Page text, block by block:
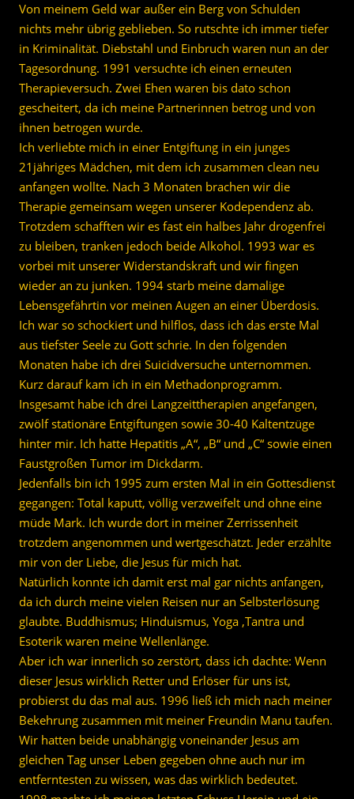
Von meinem Geld war außer ein Berg von Schulden
nichts mehr übrig geblieben. So rutschte ich immer tiefer
in Kriminalität. Diebstahl und Einbruch waren nun an der
Tagesordnung. 1991 versuchte ich einen erneuten
Therapieversuch. Zwei Ehen waren bis dato schon
gescheitert, da ich meine Partnerinnen betrog und von
ihnen betrogen wurde.
Ich verliebte mich in einer Entgiftung in ein junges
21jähriges Mädchen, mit dem ich zusammen clean neu
anfangen wollte. Nach 3 Monaten brachen wir die
Therapie gemeinsam wegen unserer Kodependenz ab.
Trotzdem schafften wir es fast ein halbes Jahr drogenfrei
zu bleiben, tranken jedoch beide Alkohol. 1993 war es
vorbei mit unserer Widerstandskraft und wir fingen
wieder an zu junken. 1994 starb meine damalige
Lebensgefährtin vor meinen Augen an einer Überdosis.
Ich war so schockiert und hilflos, dass ich das erste Mal
aus tiefster Seele zu Gott schrie. In den folgenden
Monaten habe ich drei Suicidversuche unternommen.
Kurz darauf kam ich in ein Methadonprogramm.
Insgesamt habe ich drei Langzeittherapien angefangen,
zwölf stationäre Entgiftungen sowie 30-40 Kaltentzüge
hinter mir. Ich hatte Hepatitis „A“, „B“ und „C“ sowie einen
Faustgroßen Tumor im Dickdarm.
Jedenfalls bin ich 1995 zum ersten Mal in ein Gottesdienst
gegangen: Total kaputt, völlig verzweifelt und ohne eine
müde Mark. Ich wurde dort in meiner Zerrissenheit
trotzdem angenommen und wertgeschätzt. Jeder erzählte
mir von der Liebe, die Jesus für mich hat.
Natürlich konnte ich damit erst mal gar nichts anfangen,
da ich durch meine vielen Reisen nur an Selbsterlösung
glaubte. Buddhismus; Hinduismus, Yoga ,Tantra und
Esoterik waren meine Wellenlänge.
Aber ich war innerlich so zerstört, dass ich dachte: Wenn
dieser Jesus wirklich Retter und Erlöser für uns ist,
probierst du das mal aus. 1996 ließ ich mich nach meiner
Bekehrung zusammen mit meiner Freundin Manu taufen.
Wir hatten beide unabhängig voneinander Jesus am
gleichen Tag unser Leben gegeben ohne auch nur im
entferntesten zu wissen, was das wirklich bedeutet.